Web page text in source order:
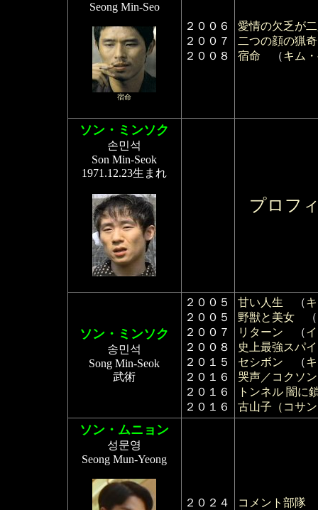
Seong Min-Seo
宿命
２００６
２００７
２００８
愛情の欠乏が
二つの顔の猟
宿命 （キム
ソン・ミンソク
손민석
Son Min-Seok
1971.12.23生まれ
プロフ
ソン・ミンソク
송민석
Song Min-Seok
武術
２００５
２００５
２００７
２００８
２０１５
２０１６
２０１６
２０１６
甘い人生 （
野獣と美女 （
リターン （
史上最強スパ
セシボン （
哭声／コクソン
トンネル 闇に
古山子（コサ
ソン・ムニョン
성문영
Seong Mun-Yeong
２０２４ コメント部隊